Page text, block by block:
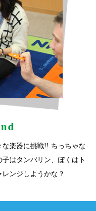
楽器に挑戦!! ちっちゃな
はタンバリン、ぼくはト
ンジしようかな？